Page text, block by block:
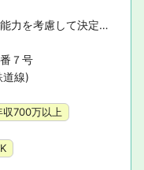
年収:450万円～700万円 ※経験・能力を考慮して決定いたします。 【昇給】年1回 【賞与】年2回(7月・12月)、業績賞与:年1回(業績連動型) 【諸手当】資格手当、時間外手当、通勤手当、子ども手当等
７号
道線)
収700万以上